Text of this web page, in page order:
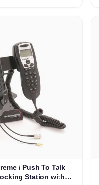
/ Push To Talk
Station with